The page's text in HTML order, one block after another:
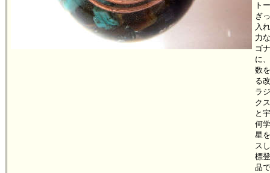
ト
ぎ
入
力
ゴ
に
数
る
ラ
ク
と
何
星
ス
標
品